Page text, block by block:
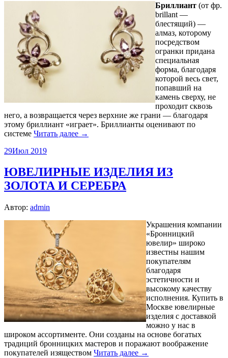
Бриллиант (от фр.
brillant —
блестящий) —
алмаз, которому
посредством
огранки придана
специальная
форма, благодаря
которой весь свет,
попавший на
камень сверху, не
проходит сквозь
него, а возвращается через верхние же грани — благодаря
этому бриллиант «играет». Бриллианты оценивают по
системе Читать далее →
29Июл 2019
ЮВЕЛИРНЫЕ ИЗДЕЛИЯ ИЗ
ЗОЛОТА И СЕРЕБРА
Автор: admin
Украшения компании
«Бронницкий
ювелир» широко
известны нашим
покупателям
благодаря
эстетичности и
высокому качеству
исполнения. Купить в
Москве ювелирные
изделия с доставкой
можно у нас в
широком ассортименте. Они созданы на основе богатых
традиций бронницких мастеров и поражают воображение
покупателей изяществом Читать далее →